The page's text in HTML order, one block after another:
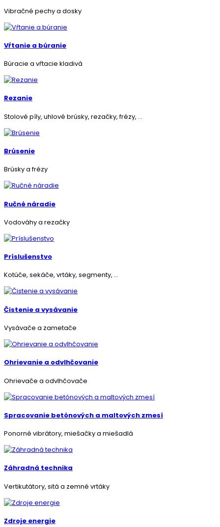
Vibračné pechy a dosky
Vŕtanie a búranie
Búracie a vŕtacie kladivá
Rezanie
Stolové píly, uhlové brúsky, rezačky, frézy, ...
Brúsenie
Brúsky a frézy
Ručné náradie
Vodováhy a rezačky
Príslušenstvo
Kotúče, sekáče, vrtáky, segmenty, ...
Čistenie a vysávanie
Vysávače a zametače
Ohrievanie a odvlhčovanie
Ohrievače a odvlhčovače
Spracovanie betónových a maltových zmesí
Ponorné vibrátory, miešačky a miešadlá
Záhradná technika
Vertikutátory, sitá a zemné vrtáky
Zdroje energie